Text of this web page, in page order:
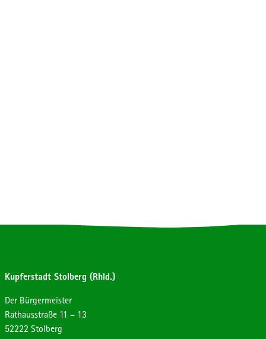
Kupferstadt Stolberg (Rhld.)
Der Bürgermeister
Strasse:
Rathausstraße Hausnummer:
11 – 13
Postleitzahl:
52222 Ort:
Stolberg